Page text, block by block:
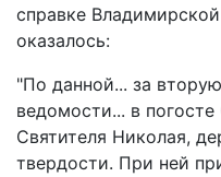
справке
оказалось:
"По данной... за
ведомости... в
Святителя Николая,
твердости. При ней